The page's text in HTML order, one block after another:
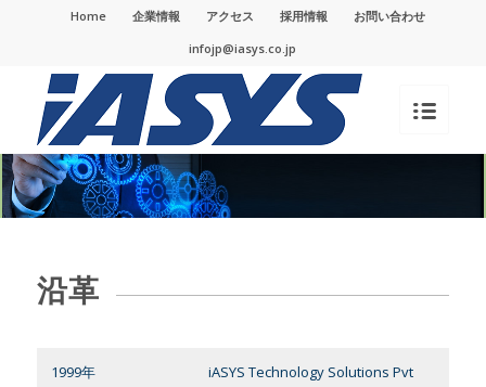
Home 企業情報 アクセス 採用情報
お問い合わせ
infojp@iasys.co.jp
沿革
1999年
iASYS Technology Solutions Pvt